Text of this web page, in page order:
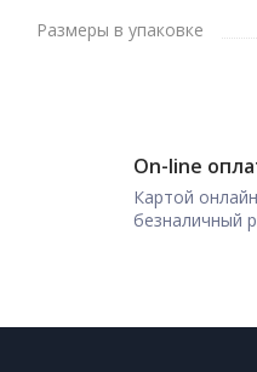
Размеры в упаковке
On-line
Картой
безналичный